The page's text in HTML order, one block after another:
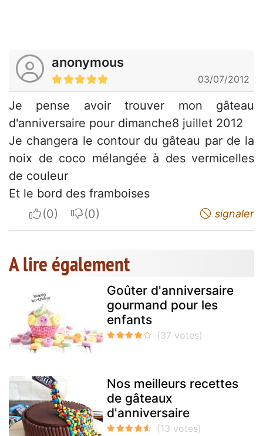
anonymous
03/07/2012
Je pense avoir trouver mon gâteau
d'anniversaire pour dimanche8 juillet 2012
Je changera le contour du gâteau par de la
noix de coco mélangée à des vermicelles
de couleur
Et le bord des framboises
I apreciateI do not appreciate signaler
A lire également
Goûter d'anniversaire
gourmand pour les
enfants
Nos meilleurs recettes
de gâteaux
d'anniversaire